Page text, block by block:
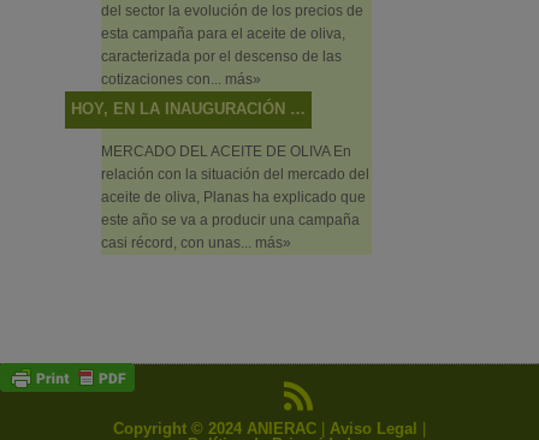
del sector la evolución de los precios de
esta campaña para el aceite de oliva,
caracterizada por el descenso de las
cotizaciones con... más»
HOY, EN LA INAUGURACIÓN DEL PRIMER FORO DE PRIMAVERA DE CAMBIO CLIMÁTICO Y TRANSICIÓN ENERGÉTICA, EN PUENTE GENIL (CÓRDOBA)
MERCADO DEL ACEITE DE OLIVA En
relación con la situación del mercado del
aceite de oliva, Planas ha explicado que
este año se va a producir una campaña
casi récord, con unas... más»
Copyright © 2024 ANIERAC Aviso Legal